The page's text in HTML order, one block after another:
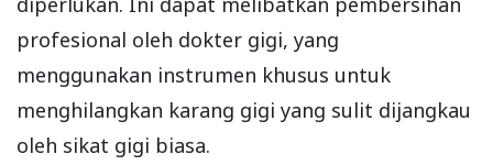
profesional oleh dokter gigi, yang
menggunakan instrumen khusus untuk
menghilangkan karang gigi yang sulit dijangkau
oleh sikat gigi biasa.